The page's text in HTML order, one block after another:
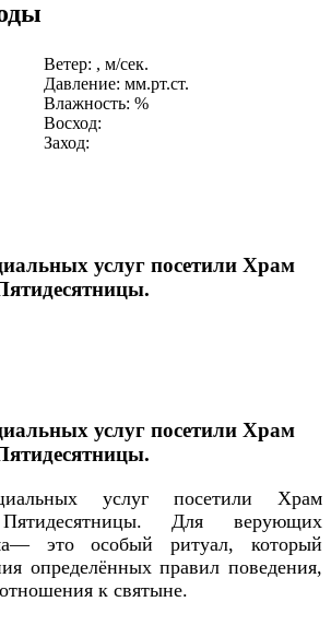
Ветер: , м/сек.
Давление: мм.рт.ст.
Влажность: %
Восход:
Заход:
услуг посетили Храм
услуг посетили Храм
услуг посетили Храм
Для верующих
это особый ритуал, который
определённых правил поведения,
к святыне.